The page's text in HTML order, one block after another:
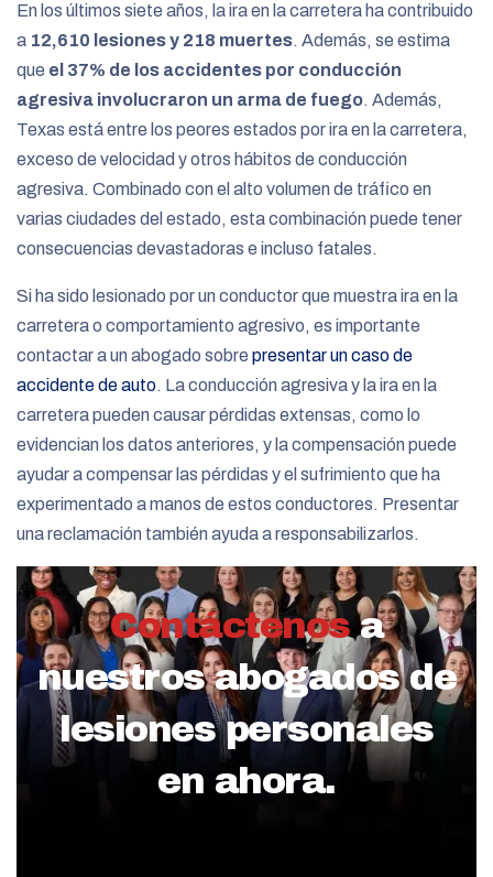
En los últimos siete años, la ira en la carretera ha contribuido
a 12,610 lesiones y 218 muertes. Además, se estima
que el 37% de los accidentes por conducción
agresiva involucraron un arma de fuego. Además,
Texas está entre los peores estados por ira en la carretera,
exceso de velocidad y otros hábitos de conducción
agresiva. Combinado con el alto volumen de tráfico en
varias ciudades del estado, esta combinación puede tener
consecuencias devastadoras e incluso fatales.
Si ha sido lesionado por un conductor que muestra ira en la
carretera o comportamiento agresivo, es importante
contactar a un abogado sobre presentar un caso de
accidente de auto. La conducción agresiva y la ira en la
carretera pueden causar pérdidas extensas, como lo
evidencian los datos anteriores, y la compensación puede
ayudar a compensar las pérdidas y el sufrimiento que ha
experimentado a manos de estos conductores. Presentar
una reclamación también ayuda a responsabilizarlos.
Contáctenos a
nuestros abogados de
lesiones personales
en ahora.